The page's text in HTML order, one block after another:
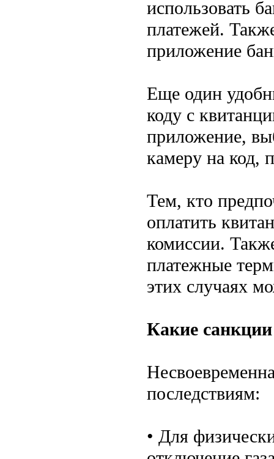
использовать
платежей.
приложение
Еще один
коду с
приложение,
камеру на код,
Тем, кто
оплатить
комиссии.
платежные
этих случаях
Какие
последствиям:
• Для